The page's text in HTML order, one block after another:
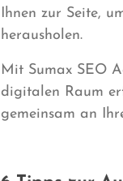
Ihnen zur Seite,
herausholen.
Mit Sumax SEO
digitalen Raum
gemeinsam an